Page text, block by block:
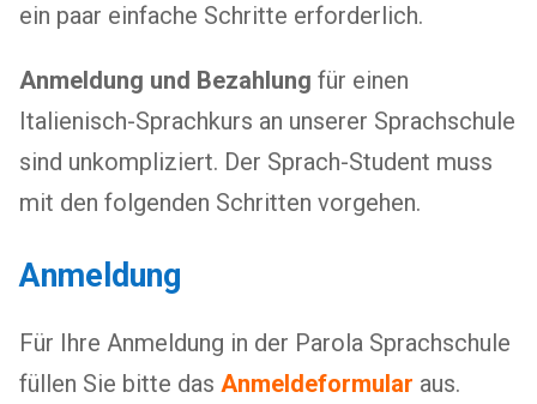
ein paar einfache Schritte erforderlich.
Anmeldung und Bezahlung für einen
Italienisch-Sprachkurs an unserer Sprachschule
sind unkompliziert. Der Sprach-Student muss
mit den folgenden Schritten vorgehen.
Anmeldung
Für Ihre Anmeldung in der Parola Sprachschule
füllen Sie bitte das Anmeldeformular aus.